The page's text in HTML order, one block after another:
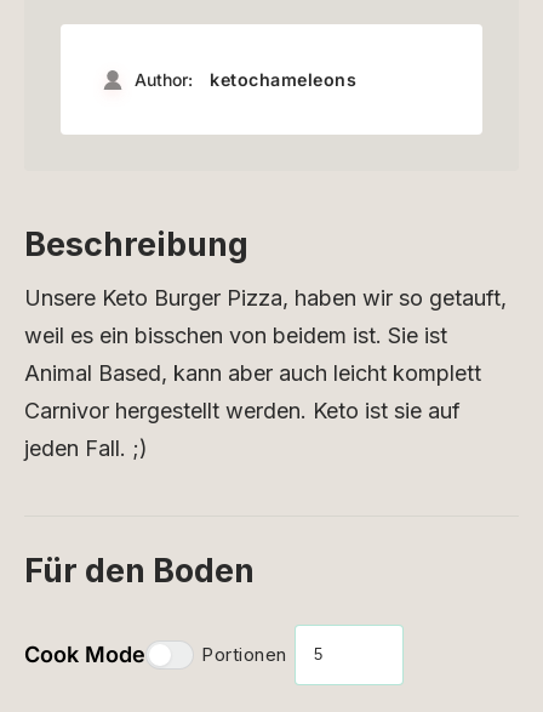
Author: ketochameleons
Beschreibung
Unsere Keto Burger Pizza, haben wir so getauft,
weil es ein bisschen von beidem ist. Sie ist
Animal Based, kann aber auch leicht komplett
Carnivor hergestellt werden. Keto ist sie auf
jeden Fall. ;)
Für den Boden
Cook Mode Portionen